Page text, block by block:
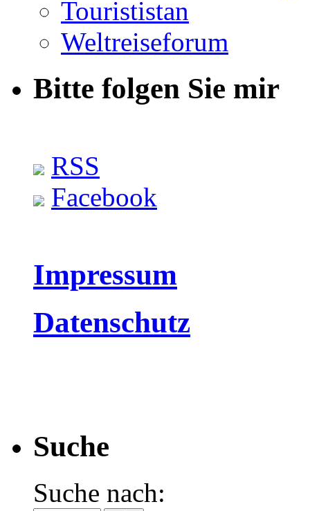
Tourististan
Weltreiseforum
Bitte folgen Sie mir
RSS
Facebook
Impressum
Datenschutz
Suche
Suche nach: